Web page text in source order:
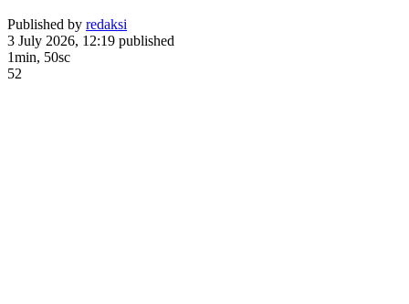
Published by redaksi
3 July 2026, 12:19 published
1min, 50sc
52